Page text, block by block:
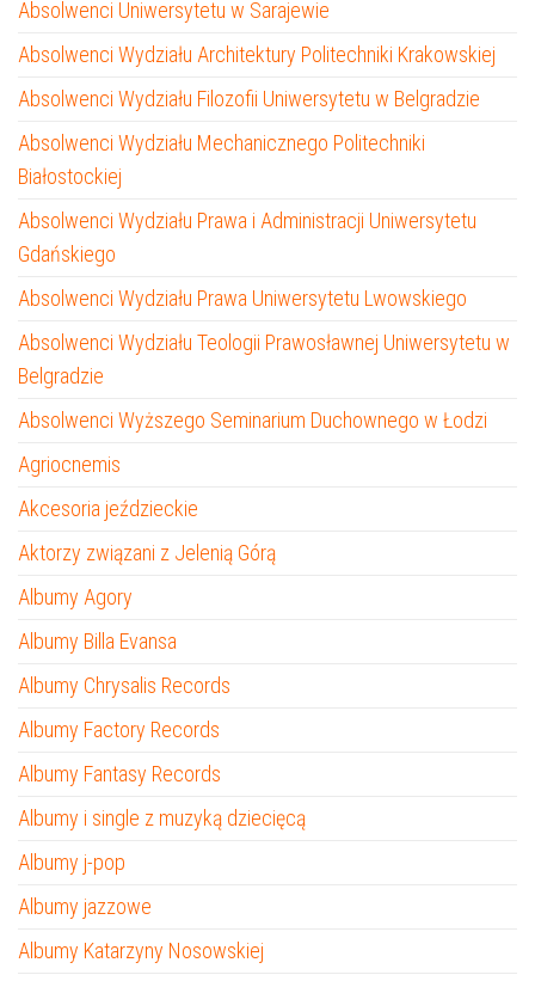
Absolwenci Uniwersytetu w Sarajewie
Absolwenci Wydziału Architektury Politechniki Krakowskiej
Absolwenci Wydziału Filozofii Uniwersytetu w Belgradzie
Absolwenci Wydziału Mechanicznego Politechniki
Białostockiej
Absolwenci Wydziału Prawa i Administracji Uniwersytetu
Gdańskiego
Absolwenci Wydziału Prawa Uniwersytetu Lwowskiego
Absolwenci Wydziału Teologii Prawosławnej Uniwersytetu w
Belgradzie
Absolwenci Wyższego Seminarium Duchownego w Łodzi
Agriocnemis
Akcesoria jeździeckie
Aktorzy związani z Jelenią Górą
Albumy Agory
Albumy Billa Evansa
Albumy Chrysalis Records
Albumy Factory Records
Albumy Fantasy Records
Albumy i single z muzyką dziecięcą
Albumy j-pop
Albumy jazzowe
Albumy Katarzyny Nosowskiej